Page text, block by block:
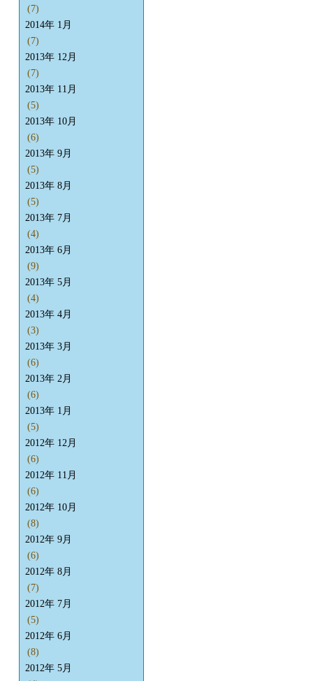
(7)
2014年 1月
(7)
2013年 12月
(7)
2013年 11月
(5)
2013年 10月
(6)
2013年 9月
(5)
2013年 8月
(5)
2013年 7月
(4)
2013年 6月
(9)
2013年 5月
(4)
2013年 4月
(3)
2013年 3月
(6)
2013年 2月
(6)
2013年 1月
(5)
2012年 12月
(6)
2012年 11月
(6)
2012年 10月
(8)
2012年 9月
(6)
2012年 8月
(7)
2012年 7月
(5)
2012年 6月
(8)
2012年 5月